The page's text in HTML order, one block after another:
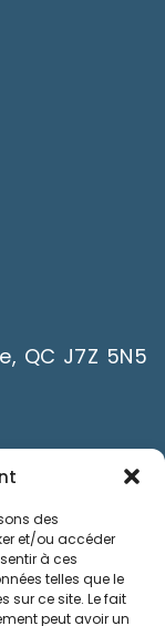
des
et/ou accéder
à ces
telles que le
sur ce site. Le fait
peut avoir un
QC J7Z 5N5